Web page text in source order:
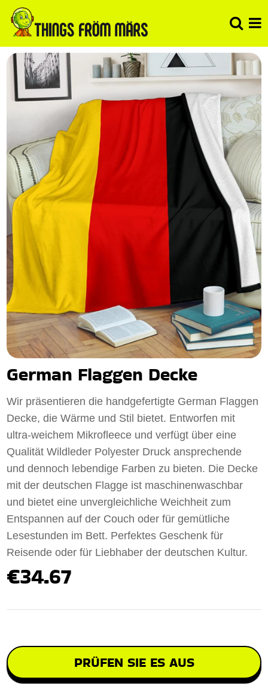
German Flaggen Decke
Wir präsentieren die handgefertigte German Flaggen
Decke, die Wärme und Stil bietet. Entworfen mit
ultra-weichem Mikrofleece und verfügt über eine
Qualität Wildleder Polyester Druck ansprechende
und dennoch lebendige Farben zu bieten. Die Decke
mit der deutschen Flagge ist maschinenwaschbar
und bietet eine unvergleichliche Weichheit zum
Entspannen auf der Couch oder für gemütliche
Lesestunden im Bett. Perfektes Geschenk für
Reisende oder für Liebhaber der deutschen Kultur.
€34.67
PRÜFEN SIE ES AUS